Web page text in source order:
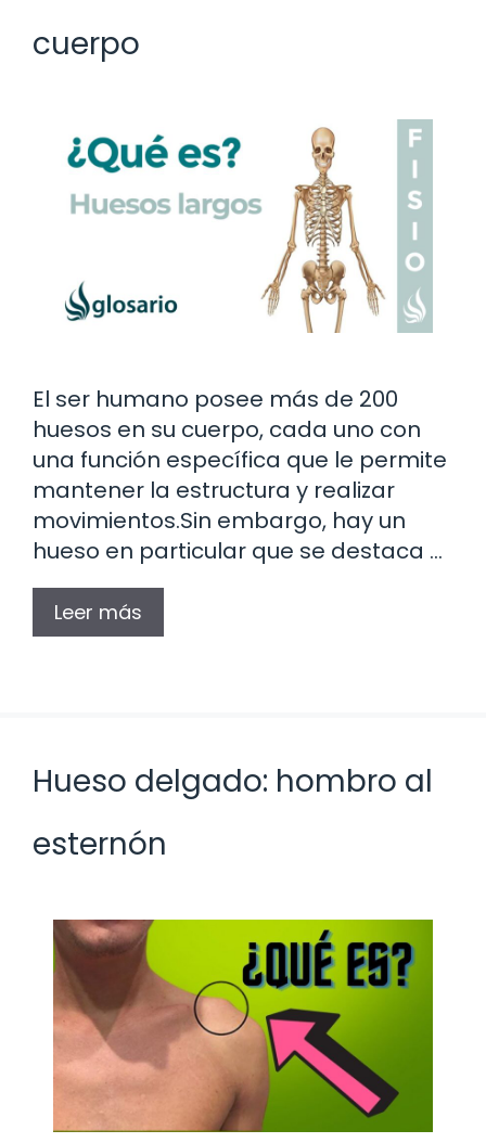
cuerpo
El ser humano posee más de 200
huesos en su cuerpo, cada uno con
una función específica que le permite
mantener la estructura y realizar
movimientos.Sin embargo, hay un
hueso en particular que se destaca …
Leer más
Hueso delgado: hombro al
esternón